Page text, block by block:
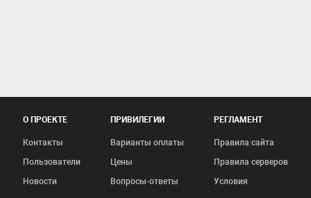
О ПРОЕКТЕ
Контакты
Пользователи
Новости
ПРИВИЛЕГИИ
Варианты оплаты
Цены
Вопросы-ответы
РЕГЛАМЕНТ
Правила сайта
Правила серверов
Условия